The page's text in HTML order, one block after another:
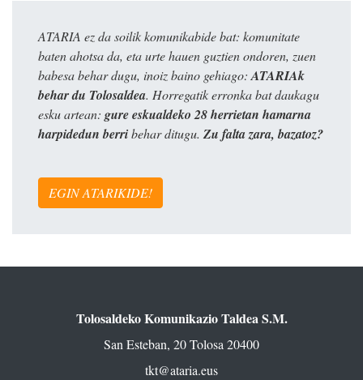
ATARIA ez da soilik komunikabide bat: komunitate
baten ahotsa da, eta urte hauen guztien ondoren, zuen
babesa behar dugu, inoiz baino gehiago: ATARIAk
behar du Tolosaldea. Horregatik erronka bat daukagu
esku artean: gure eskualdeko 28 herrietan hamarna
harpidedun berribehar ditugu. Zu falta zara, bazatoz?
EGIN ATARIKIDE!
Tolosaldeko Komunikazio Taldea S.M.
San Esteban, 20 Tolosa 20400
tkt@ataria.eus